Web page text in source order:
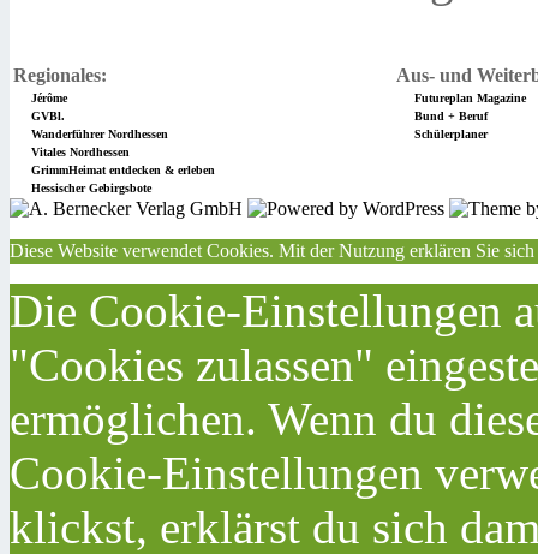
Regionales: Aus- und
Jérôme
Futureplan Magazine
GVBl.
Bund + Beruf
Wanderführer Nordhessen
Schülerplaner
Vitales Nordhessen
GrimmHeimat entdecken & erleben
Hessischer Gebirgsbote
Diese Website verwendet Cookies. Mit der Nutzung erklären Sie
Die Cookie-Einstellungen
"Cookies zulassen"
ermöglichen. Wenn du
Cookie-Einstellungen
klickst, erklärst du sich